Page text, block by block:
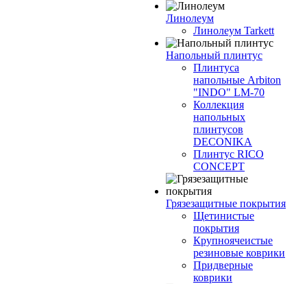
Линолеум
Линолеум Tarkett
Напольный плинтус
Плинтуса
напольные Arbiton
"INDO" LM-70
Коллекция
напольных
плинтусов
DECONIKA
Плинтус RICO
CONCEPT
Грязезащитные покрытия
Щетинистые
покрытия
Крупноячеистые
резиновые коврики
Придверные
коврики